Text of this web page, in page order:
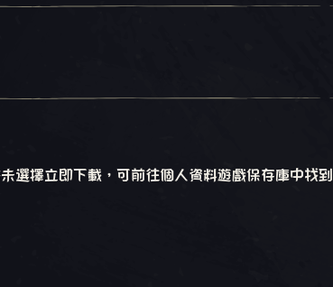
立即下載，可前往個人資料遊戲保存庫中找到